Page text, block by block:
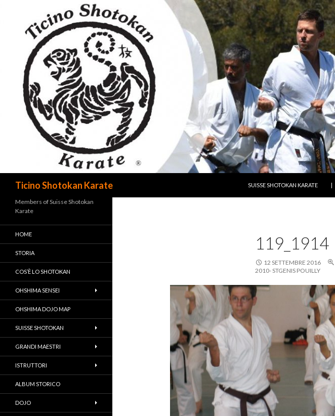
Ticino Shotokan Karate
SUISSE SHOTOKAN KARATE
|
119_1914
12 SETTEMBRE 2016
2010- STGENIS POUILLY
Members of Suisse Shotokan
Karate
HOME
STORIA
COS’È LO SHOTOKAN
OHSHIMA SENSEI
OHSHIMA DOJO MAP
SUISSE SHOTOKAN
GRANDI MAESTRI
ISTRUTTORI
ALBUM STORICO
DOJO